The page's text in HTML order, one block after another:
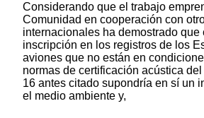
Considerando que el trabajo
Comunidad en cooperación con
internacionales ha demostrado que
inscripción en los registros de los
aviones que no están en
normas de certificación acústica
16 antes citado supondría en sí un
el medio ambiente y,